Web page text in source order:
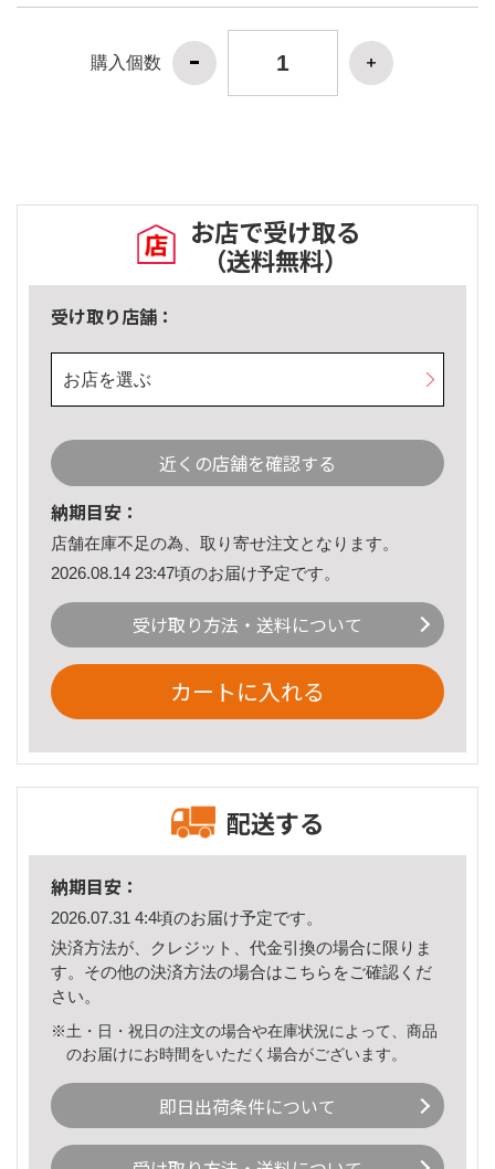
購入個数
お店で受け取る
（送料無料）
受け取り店舗：
お店を選ぶ
近くの店舗を確認する
納期目安：
店舗在庫不足の為、取り寄せ注文となります。
2026.08.14 23:47頃のお届け予定です。
受け取り方法・送料について
カートに入れる
配送する
納期目安：
2026.07.31 4:4頃のお届け予定です。
決済方法が、クレジット、代金引換の場合に限りま
す。その他の決済方法の場合はこちら をご確認くだ
さい。
※土・日・祝日の注文の場合や在庫状況によって、商品
のお届けにお時間をいただく場合がございます。
即日出荷条件について